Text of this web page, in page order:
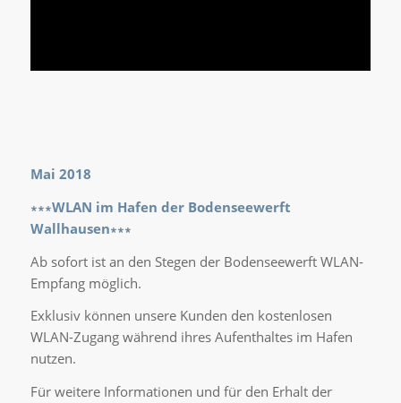
Mai 2018
∗∗∗WLAN im Hafen der Bodenseewerft
Wallhausen∗∗∗
Ab sofort ist an den Stegen der Bodenseewerft WLAN-
Empfang möglich.
Exklusiv können unsere Kunden den kostenlosen
WLAN-Zugang während ihres Aufenthaltes im Hafen
nutzen.
Für weitere Informationen und für den Erhalt der